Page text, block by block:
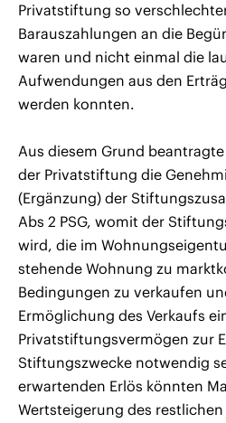
Privatstiftung so
Barauszahlungen an die
waren und nicht einmal die
Aufwendungen aus den
werden konnten.
Aus diesem Grund
der Privatstiftung die
(Ergänzung) der
Abs 2 PSG, womit der
wird, die im
stehende Wohnung zu
Bedingungen zu verkaufen
Ermöglichung des Verkaufs
Privatstiftungsvermögen zur
Stiftungszwecke notwendig
erwartenden Erlös könnten
Wertsteigerung des